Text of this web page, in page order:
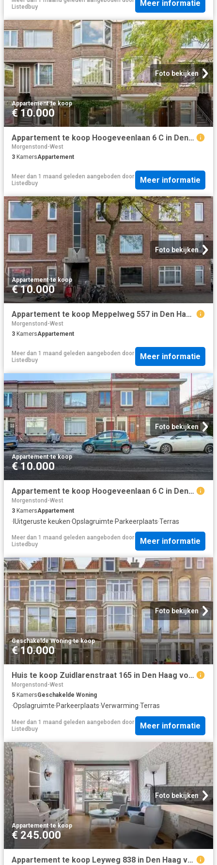
Listedbuy
Meer informatie
Foto bekijken
Appartement·te koop
€ 10.000
Appartement te koop Hoogeveenlaan 6 C in Den Haag voor € 385.000
Morgenstond-West
3 KamersAppartement
Meer dan 1 maand geleden aangeboden door
Listedbuy
Meer informatie
Foto bekijken
Appartement·te koop
€ 10.000
Appartement te koop Meppelweg 557 in Den Haag voor € 296.500
Morgenstond-West
3 KamersAppartement
Meer dan 1 maand geleden aangeboden door
Listedbuy
Meer informatie
Foto bekijken
Appartement·te koop
€ 10.000
Appartement te koop Hoogeveenlaan 6 C in Den Haag voor € 369.000
Morgenstond-West
3 KamersAppartement
·IUitgeruste keuken·Opslagruimte·Parkeerplaats·Terras
Meer dan 1 maand geleden aangeboden door
Listedbuy
Meer informatie
Foto bekijken
Geschakelde Woning·te koop
€ 10.000
Huis te koop Zuidlarenstraat 165 in Den Haag voor € 569.000
Morgenstond-West
5 KamersGeschakelde Woning
·Opslagruimte·Parkeerplaats·Verwarming·Terras
Meer dan 1 maand geleden aangeboden door
Listedbuy
Meer informatie
Foto bekijken
Appartement·te koop
€ 245.000
Appartement te koop Leyweg 838 in Den Haag voor € 245.000